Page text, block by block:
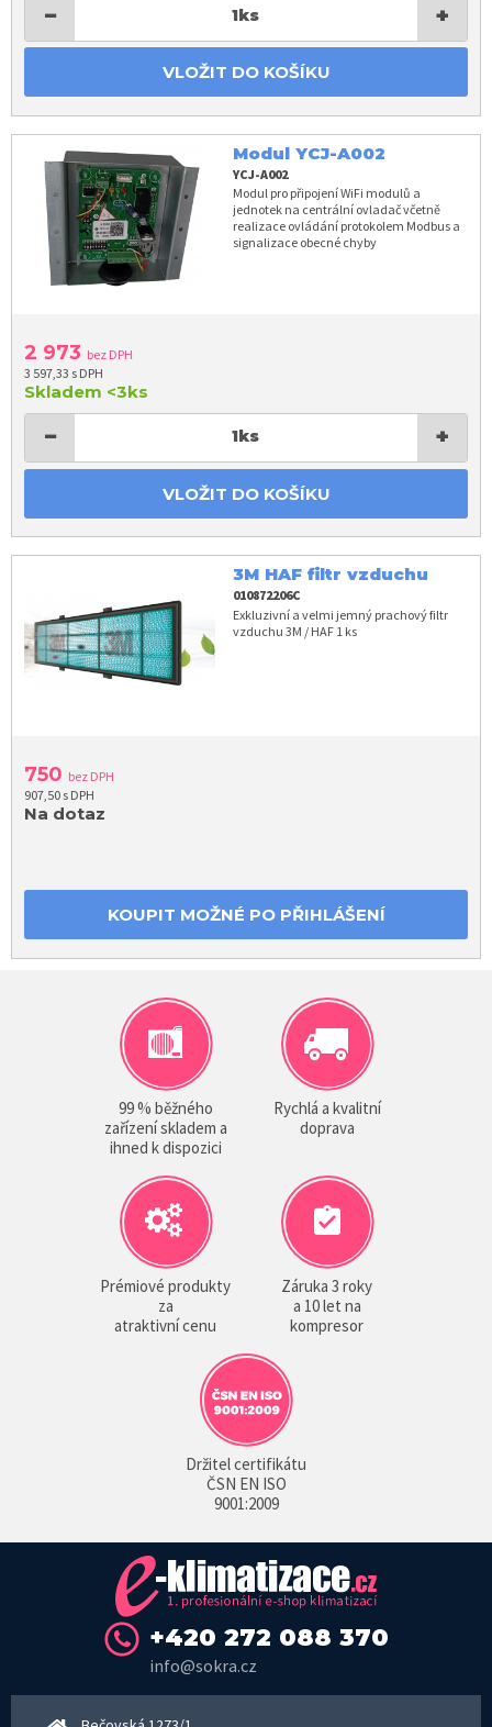
− 1ks +
VLOŽIT DO KOŠÍKU
Modul YCJ-A002
YCJ-A002
Modul pro připojení WiFi modulů a
jednotek na centrální ovladač včetně
realizace ovládání protokolem Modbus a
signalizace obecné chyby
2 973 bez DPH
3 597,33 s DPH
Skladem <3ks
− 1ks +
VLOŽIT DO KOŠÍKU
3M HAF filtr vzduchu
010872206C
Exkluzivní a velmi jemný prachový filtr
vzduchu 3M / HAF 1 ks
750 bez DPH
907,50 s DPH
Na dotaz
KOUPIT MOŽNÉ PO PŘIHLÁŠENÍ
99 % běžného
zařízení skladem a
ihned k dispozici
Rychlá a kvalitní
doprava
Prémiové produkty
za
atraktivní cenu
Záruka 3 roky
a 10 let na
kompresor
Držitel certifikátu
ČSN EN ISO
9001:2009
+420 272 088 370
info@sokra.cz